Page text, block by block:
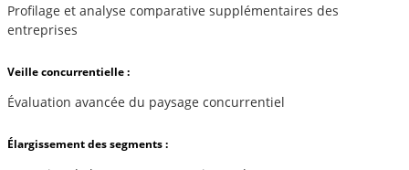
Profilage et analyse comparative supplémentaires des
entreprises
Veille concurrentielle :
Évaluation avancée du paysage concurrentiel
Élargissement des segments :